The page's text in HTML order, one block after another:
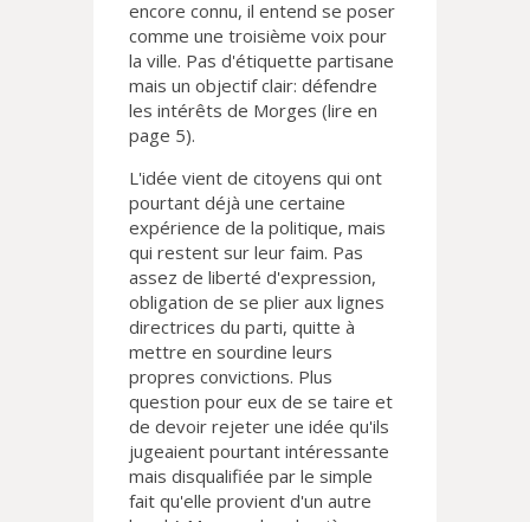
encore connu, il entend se poser
comme une troisième voix pour
la ville. Pas d'étiquette partisane
mais un objectif clair: défendre
les intérêts de Morges (lire en
page 5).
L'idée vient de citoyens qui ont
pourtant déjà une certaine
expérience de la politique, mais
qui restent sur leur faim. Pas
assez de liberté d'expression,
obligation de se plier aux lignes
directrices du parti, quitte à
mettre en sourdine leurs
propres convictions. Plus
question pour eux de se taire et
de devoir rejeter une idée qu'ils
jugeaient pourtant intéressante
mais disqualifiée par le simple
fait qu'elle provient d'un autre